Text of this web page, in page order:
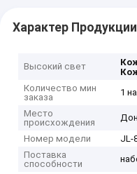
Характер Продукции
Высокий свет
Количество мин
заказа
1
Место
происхождения
Номер модели
JL-
Поставка
способности